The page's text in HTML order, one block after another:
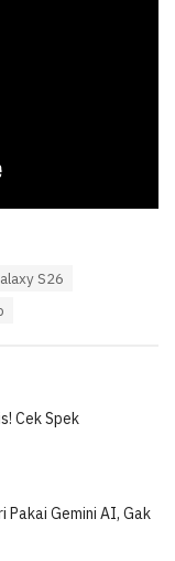
S26
Cek Spek
Pakai Gemini AI, Gak